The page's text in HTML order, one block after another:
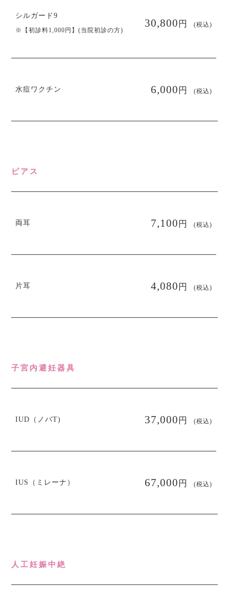
シルガード9
※【初診料1,000円】(当院初診の方)
30,800円 (税込)
水痘ワクチン 6,000円 (税込)
ピアス
両耳 7,100円 (税込)
片耳 4,080円 (税込)
子宮内避妊器具
IUD（ノバT) 37,000円 (税込)
IUS（ミレーナ） 67,000円 (税込)
人工妊娠中絶